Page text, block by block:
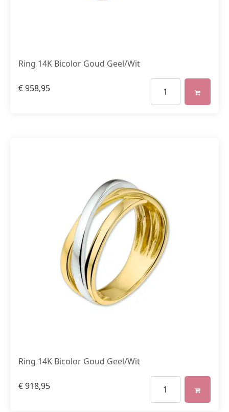
Ring 14K Bicolor Goud Geel/Wit
€958,95
Ring 14K Bicolor Goud Geel/Wit
€918,95